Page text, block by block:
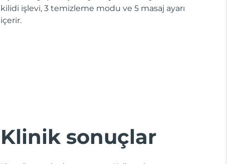
kilidi işlevi, 3 temizleme modu ve 5 masaj ayarı
içerir.
Klinik sonuçlar